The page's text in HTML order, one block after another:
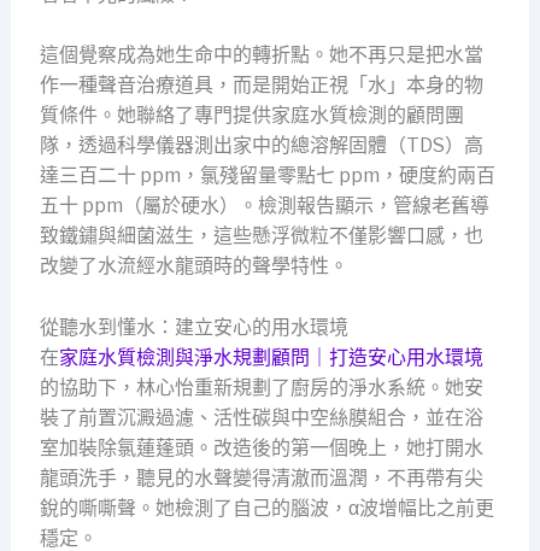
這個覺察成為她生命中的轉折點。她不再只是把水當
作一種聲音治療道具，而是開始正視「水」本身的物
質條件。她聯絡了專門提供家庭水質檢測的顧問團
隊，透過科學儀器測出家中的總溶解固體（TDS）高
達三百二十 ppm，氯殘留量零點七 ppm，硬度約兩百
五十 ppm（屬於硬水）。檢測報告顯示，管線老舊導
致鐵鏽與細菌滋生，這些懸浮微粒不僅影響口感，也
改變了水流經水龍頭時的聲學特性。
從聽水到懂水：建立安心的用水環境
在家庭水質檢測與淨水規劃顧問｜打造安心用水環境
的協助下，林心怡重新規劃了廚房的淨水系統。她安
裝了前置沉澱過濾、活性碳與中空絲膜組合，並在浴
室加裝除氯蓮蓬頭。改造後的第一個晚上，她打開水
龍頭洗手，聽見的水聲變得清澈而溫潤，不再帶有尖
銳的嘶嘶聲。她檢測了自己的腦波，α波增幅比之前更
穩定。